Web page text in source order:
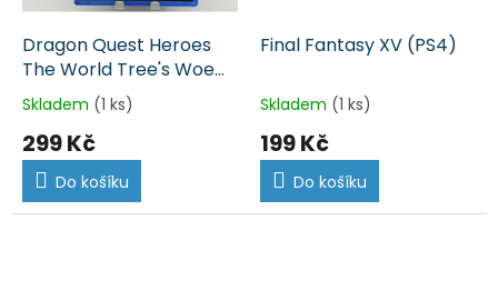
Dragon Quest Heroes
The World Tree's Woe
and the Blight Bellow
(PS4)
Skladem (1 ks)
299 Kč
Do košíku
Final Fantasy XV (PS4)
Skladem (1 ks)
199 Kč
Do košíku